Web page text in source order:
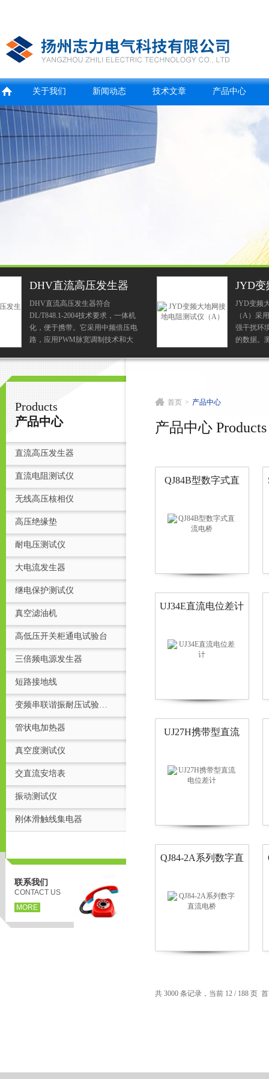
扬州志力电气科技有限公司/扬州高压测试仪
首
关于我们 新闻动态 技术文章 产品中心
JYD变频大地网接地电
阻测试仪（A）
JYD变频大地网接地电阻测试仪
（A）采用异频抗干扰技术，能在
强干扰环境下准确测得工频50Hz下
的数据。测试电流大5A，不会引起
它还具有*的能力，故可以在不停
电的情况下进行...
Products
产品中心
直流高压发生器
直流电阻测试仪
无线高压核相仪
高压绝缘垫
耐电压测试仪
大电流发生器
继电保护测试仪
真空滤油机
高低压开关柜通电试验台
三倍频电源发生器
短路接地线
变频串联谐振耐压试验装置
管状电加热器
真空度测试仪
交直流安培表
振动测试仪
刚体滑触线集电器
联系我们
CONTACT US
MORE
首页 > 产品中心
产品中心 Products
QJ84B型数字式直
UJ34E直流电位差计
UJ27H携带型直流
QJ84-2A系列数字直
共 3000 条记录，当前 12 / 188 页